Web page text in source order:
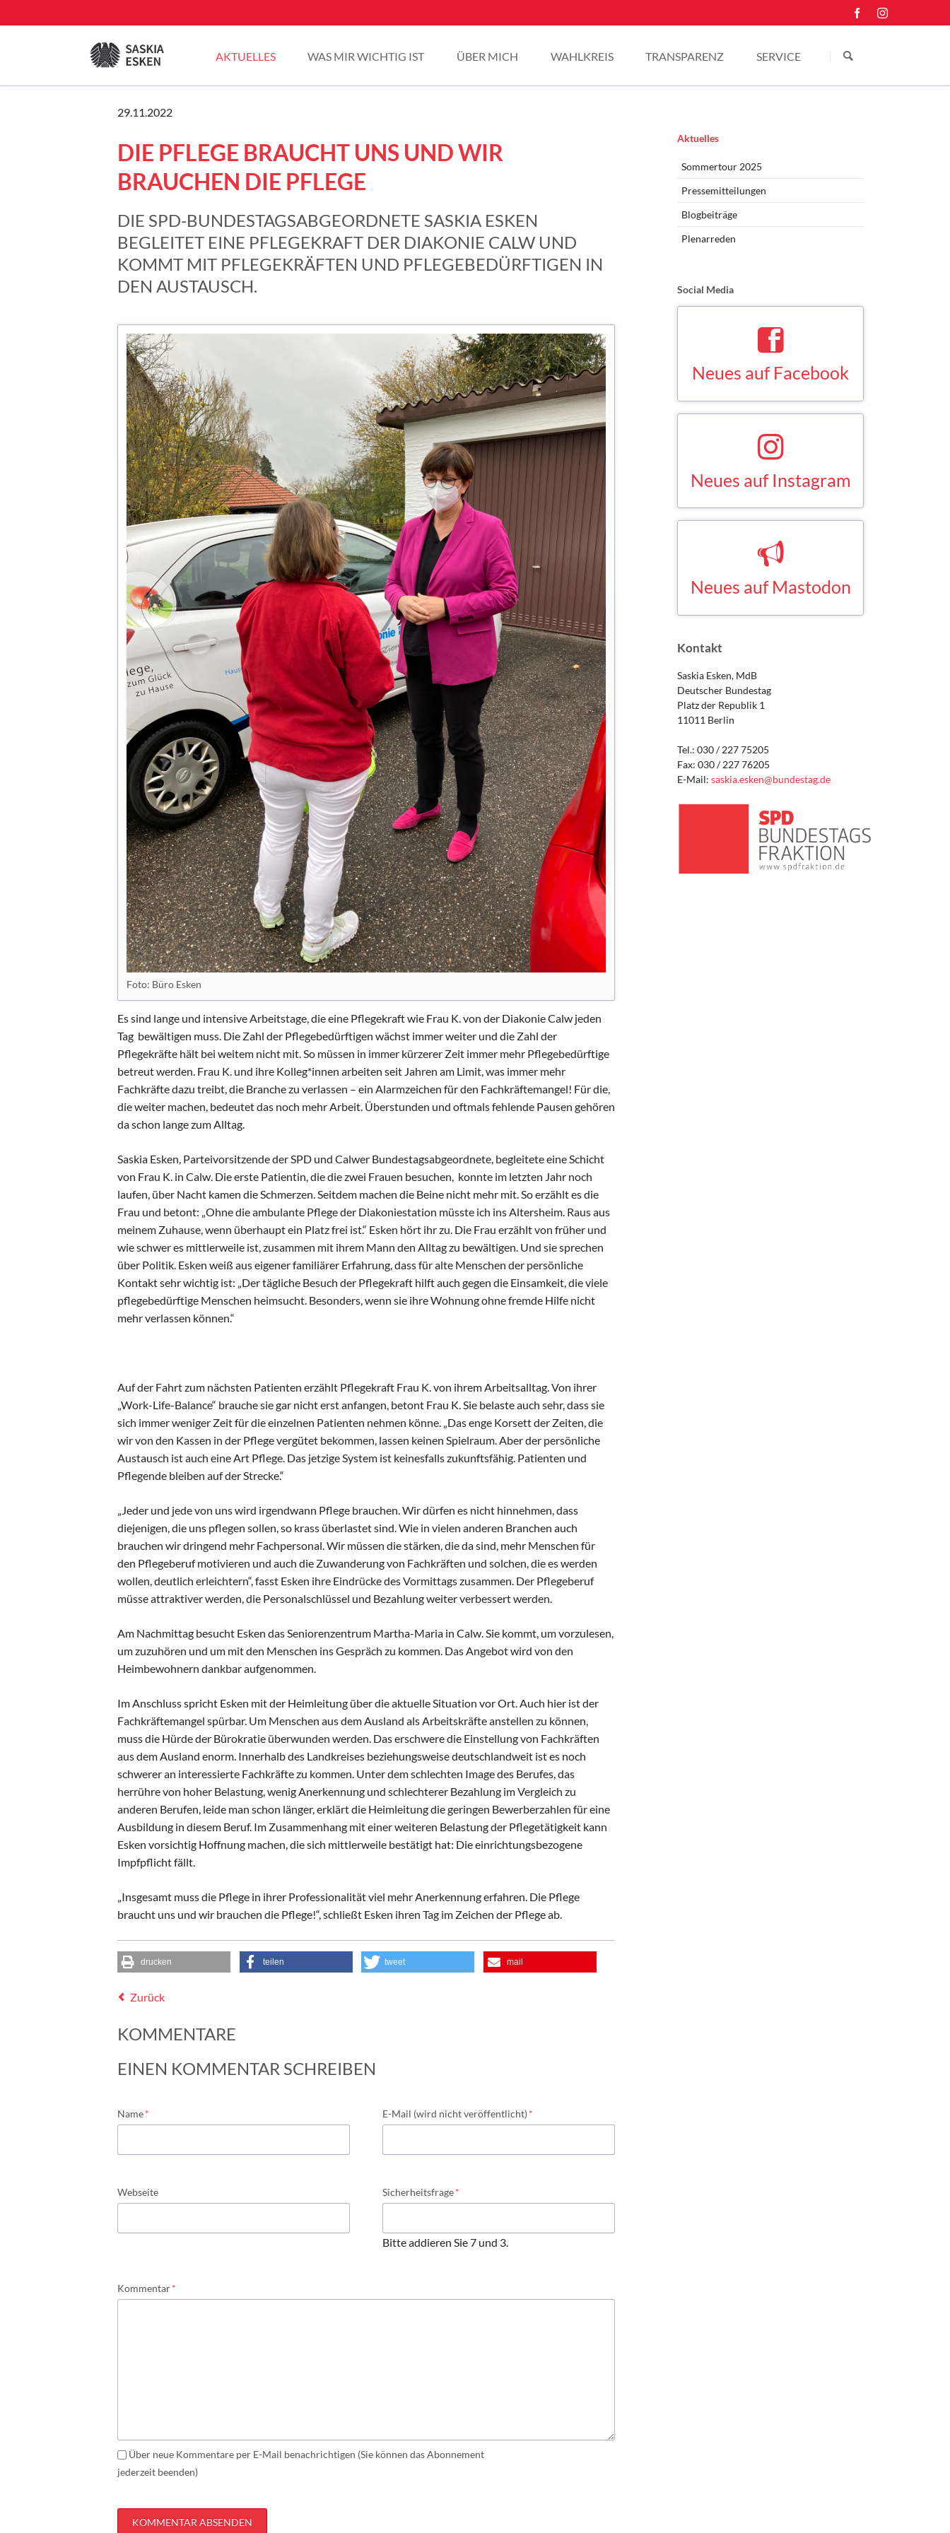
überspringen
AKTUELLES
Blogbeiträge
Plenarreden
WAS MIR WICHTIG IST ÜBER MICH WAHLKREIS TRANSPARENZ SERVICE
29.11.2022
DIE PFLEGE BRAUCHT UNS UND WIR
BRAUCHEN DIE PFLEGE
DIE SPD-BUNDESTAGSABGEORDNETE SASKIA ESKEN
BEGLEITET EINE PFLEGEKRAFT DER DIAKONIE CALW UND
KOMMT MIT PFLEGEKRÄFTEN UND PFLEGEBEDÜRFTIGEN IN
DEN AUSTAUSCH.
Foto: Büro Esken
Es sind lange und intensive Arbeitstage, die eine Pflegekraft wie Frau K. von der Diakonie Calw jeden
Tag bewältigen muss. Die Zahl der Pflegebedürftigen wächst immer weiter und die Zahl der
Pflegekräfte hält bei weitem nicht mit. So müssen in immer kürzerer Zeit immer mehr Pflegebedürftige
betreut werden. Frau K. und ihre Kolleg*innen arbeiten seit Jahren am Limit, was immer mehr
Fachkräfte dazu treibt, die Branche zu verlassen – ein Alarmzeichen für den Fachkräftemangel! Für die,
die weiter machen, bedeutet das noch mehr Arbeit. Überstunden und oftmals fehlende Pausen gehören
da schon lange zum Alltag.
Saskia Esken, Parteivorsitzende der SPD und Calwer Bundestagsabgeordnete, begleitete eine Schicht
von Frau K. in Calw. Die erste Patientin, die die zwei Frauen besuchen, konnte im letzten Jahr noch
laufen, über Nacht kamen die Schmerzen. Seitdem machen die Beine nicht mehr mit. So erzählt es die
Frau und betont: „Ohne die ambulante Pflege der Diakoniestation müsste ich ins Altersheim. Raus aus
meinem Zuhause, wenn überhaupt ein Platz frei ist.“ Esken hört ihr zu. Die Frau erzählt von früher und
wie schwer es mittlerweile ist, zusammen mit ihrem Mann den Alltag zu bewältigen. Und sie sprechen
über Politik. Esken weiß aus eigener familiärer Erfahrung, dass für alte Menschen der persönliche
Kontakt sehr wichtig ist: „Der tägliche Besuch der Pflegekraft hilft auch gegen die Einsamkeit, die viele
pflegebedürftige Menschen heimsucht. Besonders, wenn sie ihre Wohnung ohne fremde Hilfe nicht
mehr verlassen können.“
Auf der Fahrt zum nächsten Patienten erzählt Pflegekraft Frau K. von ihrem Arbeitsalltag. Von ihrer
„Work-Life-Balance“ brauche sie gar nicht erst anfangen, betont Frau K. Sie belaste auch sehr, dass sie
sich immer weniger Zeit für die einzelnen Patienten nehmen könne. „Das enge Korsett der Zeiten, die
wir von den Kassen in der Pflege vergütet bekommen, lassen keinen Spielraum. Aber der persönliche
Austausch ist auch eine Art Pflege. Das jetzige System ist keinesfalls zukunftsfähig. Patienten und
Pflegende bleiben auf der Strecke.“
„Jeder und jede von uns wird irgendwann Pflege brauchen. Wir dürfen es nicht hinnehmen, dass
diejenigen, die uns pflegen sollen, so krass überlastet sind. Wie in vielen anderen Branchen auch
brauchen wir dringend mehr Fachpersonal. Wir müssen die stärken, die da sind, mehr Menschen für
den Pflegeberuf motivieren und auch die Zuwanderung von Fachkräften und solchen, die es werden
wollen, deutlich erleichtern“, fasst Esken ihre Eindrücke des Vormittags zusammen. Der Pflegeberuf
müsse attraktiver werden, die Personalschlüssel und Bezahlung weiter verbessert werden.
Am Nachmittag besucht Esken das Seniorenzentrum Martha-Maria in Calw. Sie kommt, um vorzulesen,
um zuzuhören und um mit den Menschen ins Gespräch zu kommen. Das Angebot wird von den
Heimbewohnern dankbar aufgenommen.
Im Anschluss spricht Esken mit der Heimleitung über die aktuelle Situation vor Ort. Auch hier ist der
Fachkräftemangel spürbar. Um Menschen aus dem Ausland als Arbeitskräfte anstellen zu können,
muss die Hürde der Bürokratie überwunden werden. Das erschwere die Einstellung von Fachkräften
aus dem Ausland enorm. Innerhalb des Landkreises beziehungsweise deutschlandweit ist es noch
schwerer an interessierte Fachkräfte zu kommen. Unter dem schlechten Image des Berufes, das
herrühre von hoher Belastung, wenig Anerkennung und schlechterer Bezahlung im Vergleich zu
anderen Berufen, leide man schon länger, erklärt die Heimleitung die geringen Bewerberzahlen für eine
Ausbildung in diesem Beruf. Im Zusammenhang mit einer weiteren Belastung der Pflegetätigkeit kann
Esken vorsichtig Hoffnung machen, die sich mittlerweile bestätigt hat: Die einrichtungsbezogene
Impfpflicht fällt.
„Insgesamt muss die Pflege in ihrer Professionalität viel mehr Anerkennung erfahren. Die Pflege
braucht uns und wir brauchen die Pflege!“, schließt Esken ihren Tag im Zeichen der Pflege ab.
drucken teilen tweet mail
Zurück
KOMMENTARE
EINEN KOMMENTAR SCHREIBEN
Pflichtfeld
Name* Pflichtfeld
E-Mail (wird nicht veröffentlicht)*
Webseite Pflichtfeld
Sicherheitsfrage*
Bitte addieren Sie 7 und 3.
Pflichtfeld
Kommentar*
Über neue Kommentare per E-Mail benachrichtigen (Sie können das Abonnement
jederzeit beenden)
KOMMENTAR ABSENDEN
Navigation
Aktuelles
Sommertour 2025
Pressemitteilungen
Blogbeiträge
Plenarreden
Social Media
Neues auf Facebook
Saskia Esken bei Facebook
FACEBOOK
Neues auf Instagram
Saskia Esken bei Instagram
INSTAGRAM
Neues auf Mastodon
Saskia Esken bei Mastodon
MASTODON
Kontakt
Saskia Esken, MdB
Deutscher Bundestag
Platz der Republik 1
11011 Berlin
Tel.: 030 / 227 75205
Fax: 030 / 227 76205
E-Mail:saskia.esken@bundestag.de